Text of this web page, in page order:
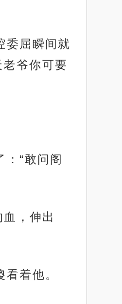
委屈瞬间就
爷你可要
“敢问阁
，伸出
着他。